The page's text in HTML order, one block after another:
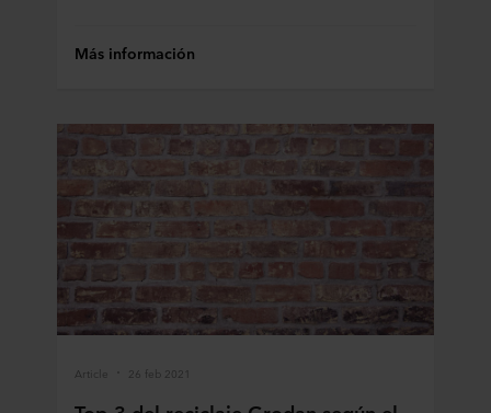
Más información
Article 26 feb 2021